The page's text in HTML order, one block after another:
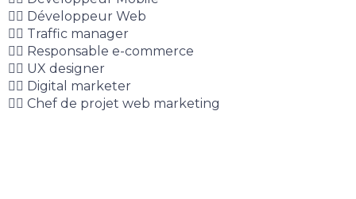
👉🏻 Développeur Web
👉🏻 Traffic manager
👉🏻 Responsable e-commerce
👉🏻 UX designer
👉🏻 Digital marketer
👉🏻 Chef de projet web marketing